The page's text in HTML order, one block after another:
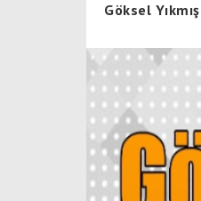
Göksel Yıkmış